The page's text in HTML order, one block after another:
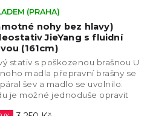
nohy bez hlavy)
JieYang s fluidní
(161cm)
(PRAHA)
stativ s poškozenou brašnou U
madla přepravní brašny se
šev a madlo se uvolnilo.
je možné jednoduše opravit